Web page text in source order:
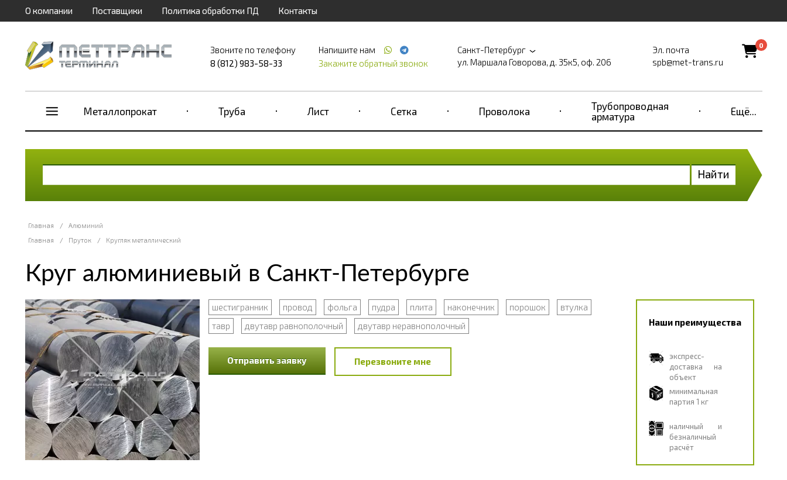
О компании Поставщики Политика обработки ПД Контакты
Звоните по телефону
8 (812) 983-58-33
Напишите нам
Закажите обратный звонок
Санкт-Петербург
ул. Маршала Говорова, д. 35к5, оф. 206
Эл. почта
spb@met-trans.ru
0
Металлопрокат Труба Лист Сетка Проволока
Трубопроводная
арматура
Ещё...
Найти
Главная /
Алюминий
Главная
/ Пруток / Кругляк металлический
Круг алюминиевый в Санкт-Петербурге
шестигранник провод фольга пудра плита наконечник порошок
втулка
тавр
двутавр равнополочный двутавр неравнополочный
Отправить заявку Перезвоните мне
Наши преимущества
экспресс-
доставка на
объект
минимальная
партия 1 кг
наличный и
безналичный
расчёт